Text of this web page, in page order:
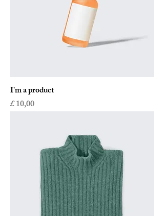
I'm a product
Prijs
£ 10,00